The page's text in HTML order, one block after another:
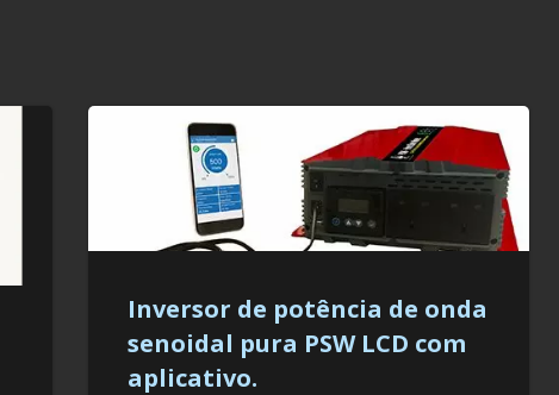
Inversor de potência de onda
senoidal pura PSW LCD com
aplicativo.